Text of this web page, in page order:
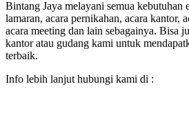
Bintang Jaya melayani semua kebutuhan
lamaran, acara pernikahan, acara kantor,
acara meeting dan lain sebagainya. Bisa
kantor atau gudang kami untuk
terbaik.
Info lebih lanjut hubungi kami di :